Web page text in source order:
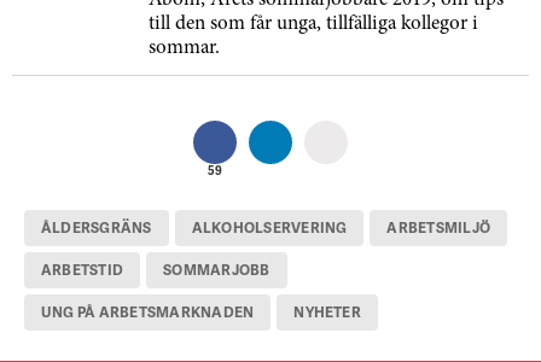
till den som får unga, tillfälliga kollegor i
sommar.
59
ÅLDERSGRÄNS ALKOHOLSERVERING ARBETSMILJÖ
ARBETSTID SOMMARJOBB
UNG PÅ ARBETSMARKNADEN NYHETER